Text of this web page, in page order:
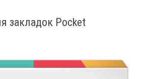
закладок Pocket